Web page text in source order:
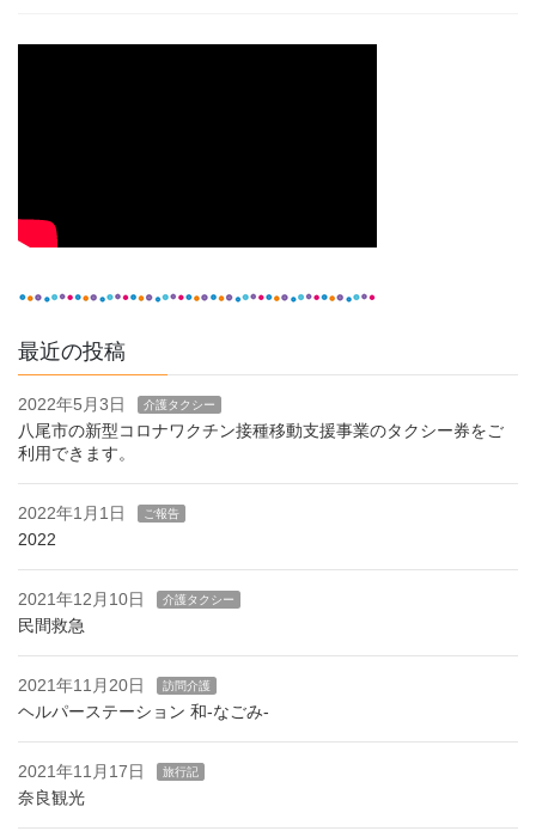
最近の投稿
2022年5月3日 介護タクシー
八尾市の新型コロナワクチン接種移動支援事業のタクシー券をご
利用できます。
2022年1月1日 ご報告
2022
2021年12月10日 介護タクシー
民間救急
2021年11月20日 訪問介護
ヘルパーステーション 和-なごみ-
2021年11月17日 旅行記
奈良観光